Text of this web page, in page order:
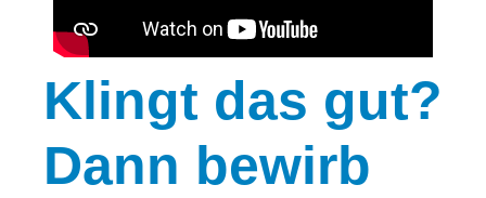
Klingt das gut?
Dann bewirb